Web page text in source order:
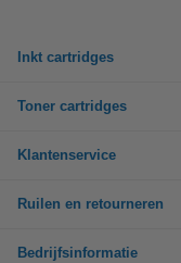
Inkt cartridges
Toner cartridges
Klantenservice
Ruilen en retourneren
Bedrijfsinformatie